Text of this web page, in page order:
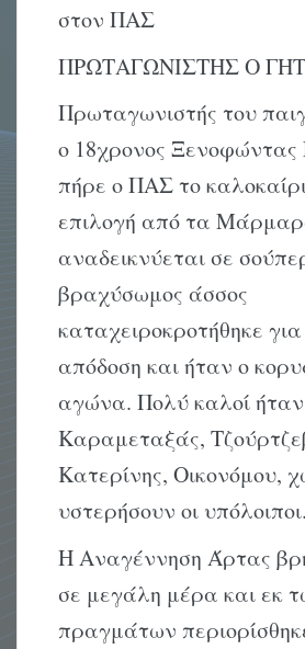
στον ΠΑΣ
ΠΡΩΤΑΓΩΝΙΣΤΗΣ Ο
Πρωταγωνιστής του
ο 18χρονος Ξενοφώντας
πήρε ο ΠΑΣ το
επιλογή από τα
αναδεικνύεται σε
βραχύσωμος άσσος
καταχειροκροτήθηκε
απόδοση και ήταν ο
αγώνα. Πολύ καλοί ήταν
Καραμεταξάς,
Κατερίνης, Οικονόμου,
υστερήσουν οι υπόλοιποι.
Η Αναγέννηση Άρτας
σε μεγάλη μέρα και εκ
πραγμάτων